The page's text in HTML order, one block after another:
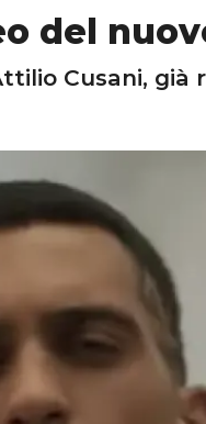
del
Cusani, già